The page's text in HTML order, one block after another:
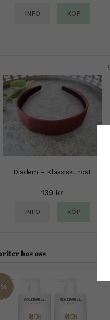
INFO KÖP
Diadem - Klassiskt rost
139 kr
INFO KÖP
hos oss